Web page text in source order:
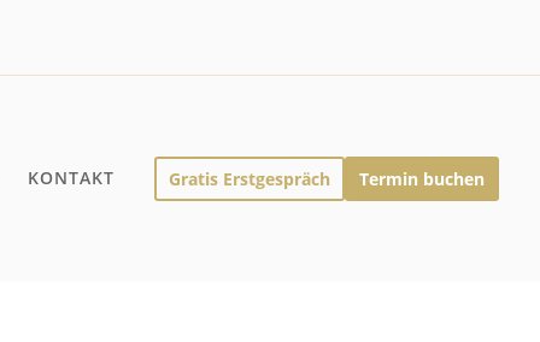
KONTAKT Gratis Erstgespräch Termin buchen